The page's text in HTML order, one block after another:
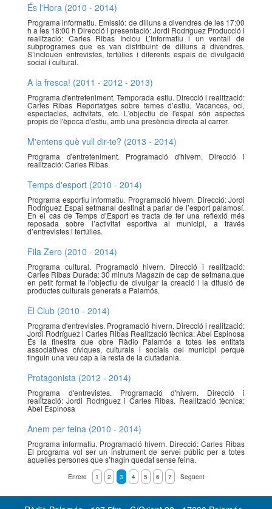
És l'Hora (2010 - 2014)
Programa informatiu. Emissió: de dilluns a divendres de les 17:00
h a les 18:00 h Direcció i presentació: Jordi Rodríguez Producció i
realització: Carles Ribas Inclou L’Informatiu i un ventall de
subprogrames que es van distribuint de dilluns a divendres.
S’inclouen entrevistes, tertúlies i diferents espais de divulgació
social i cultural.
A la fresca! (2011 - 2012 - 2013)
Programa d'entreteniment. Temporada estiu. Direcció i realització:
Carles Ribas Reportatges sobre temes d’estiu. Vacances, oci,
espectacles, activitats, etc. L'objectiu de l'espai són aspectes
propis de l'època d'estiu, amb una presència directa al carrer.
M'entens què vull dir-te? (2013 - 2014)
Programa d'entreteniment. Programació d'hivern. Direcció i
realització: Carles Ribas.
Temps d'esport (2010 - 2014)
Programa esportiu informatiu. Programació hivern. Direcció: Jordi
Rodríguez Espai setmanal destinat a parlar de l’esport palamosí.
En el cas de Temps d’Esport es tracta de fer una reflexió més
reposada sobre l’activitat esportiva al municipi, a través
d’entrevistes i tertúlies.
Fila Zero (2010 - 2014)
Programa cultural. Programació hivern. Direcció i realització:
Carles Ribas Durada: 30 minuts Magazín de cap de setmana,que
en petit format te l'objectiu de divulgar la creació i la difusió de
productes culturals generats a Palamós.
El Club (2010 - 2014)
Programa d'entrevistes. Programació hivern. Direcció i realització:
Jordi Rodríguez i Carles Ribas Realització tècnica: Abel Espinosa
És la finestra que obre Ràdio Palamós a totes les entitats
associatives cíviques, culturals i socials del municipi perquè
tinguin una veu cap a la resta de la ciutadania.
Protagonista (2012 - 2014)
Programa d'entrevistes. Programació d'hivern. Direcció i
realització: Jordi Rodríguez i Carles Ribas. Realització tècnica:
Abel Espinosa
Anem per feina (2010 - 2014)
Programa informatiu. Programació hivern. Direcció: Carles Ribas
El programa vol ser un instrument de servei públic per a totes
aquelles persones que s’hagin quedat sense feina.
Enrere 1 2 3 4 5 6 7 Següent